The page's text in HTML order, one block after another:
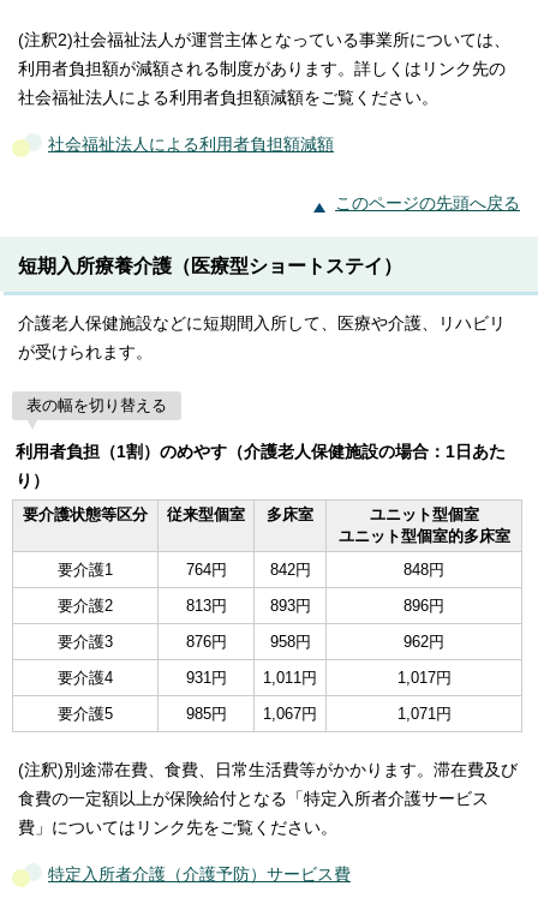
(注釈2)社会福祉法人が運営主体となっている事業所については、
利用者負担額が減額される制度があります。詳しくはリンク先の
社会福祉法人による利用者負担額減額をご覧ください。
社会福祉法人による利用者負担額減額
このページの先頭へ戻る
短期入所療養介護（医療型ショートステイ）
介護老人保健施設などに短期間入所して、医療や介護、リハビリ
が受けられます。
表の幅を切り替える
利用者負担（1割）のめやす（介護老人保健施設の場合：1日あた
り）
要介護状態等区分 従来型個室 多床室
ユニット型個室
ユニット型個室的多床室
要介護1
764円 842円
848円
要介護2
813円 893円
896円
要介護3
876円 958円
962円
要介護4
931円 1,011円
1,017円
要介護5
985円 1,067円 1,071円
(注釈)別途滞在費、食費、日常生活費等がかかります。滞在費及び
食費の一定額以上が保険給付となる「特定入所者介護サービス
費」についてはリンク先をご覧ください。
特定入所者介護（介護予防）サービス費